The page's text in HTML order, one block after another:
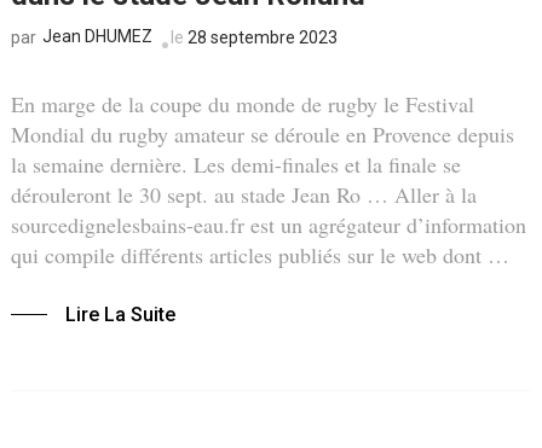
par Jean DHUMEZ le 28 septembre 2023
En marge de la coupe du monde de rugby le Festival
Mondial du rugby amateur se déroule en Provence depuis
la semaine dernière. Les demi-finales et la finale se
dérouleront le 30 sept. au stade Jean Ro … Aller à la
sourcedignelesbains-eau.fr est un agrégateur d’information
qui compile différents articles publiés sur le web dont …
Lire La Suite